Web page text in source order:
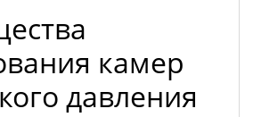
камер
давления